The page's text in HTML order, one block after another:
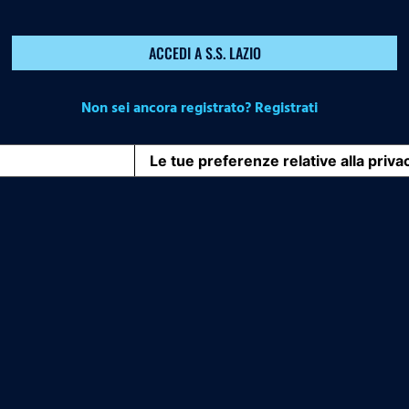
ACCEDI A S.S. LAZIO
Non sei ancora registrato? Registrati
Le tue preferenze relative alla